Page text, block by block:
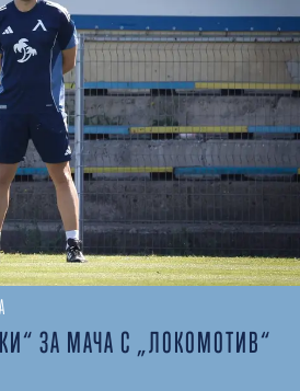
ЗА МАЧА С „ЛОКОМОТИВ“